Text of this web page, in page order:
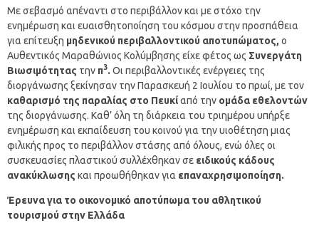
Με σεβασμό απέναντι στο περιβάλλον και με στόχο την
ενημέρωση και ευαισθητοποίηση του κόσμου στην προσπάθεια
για επίτευξη μηδενικού περιβαλλοντικού αποτυπώματος, ο
Αυθεντικός Μαραθώνιος Κολύμβησης είχε φέτος ως Συνεργάτη
Βιωσιμότητας την π3. Οι περιβαλλοντικές ενέργειες της
διοργάνωσης ξεκίνησαν την Παρασκευή 2 Ιουλίου το πρωί, με τον
καθαρισμό της παραλίας στο Πευκίαπό την ομάδα εθελοντών
της διοργάνωσης. Καθ’ όλη τη διάρκεια του τριημέρου υπήρξε
ενημέρωση και εκπαίδευση του κοινού για την υιοθέτηση μιας
φιλικής προς το περιβάλλον στάσης από όλους, ενώ όλες οι
συσκευασίες πλαστικού συλλέχθηκαν σε ειδικούς κάδους
ανακύκλωσης και προωθήθηκαν για επαναχρησιμοποίηση.
Έρευνα για το οικονομικό αποτύπωμα του αθλητικού
τουρισμού στην Ελλάδα